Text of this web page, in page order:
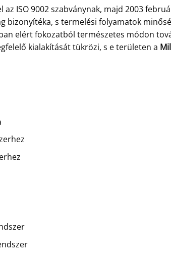
az ISO 9002 szabványnak, majd 2003
bizonyítéka, s termelési folyamatok
elért fokozatból természetes módon
kialakítását tükrözi, s e területen a